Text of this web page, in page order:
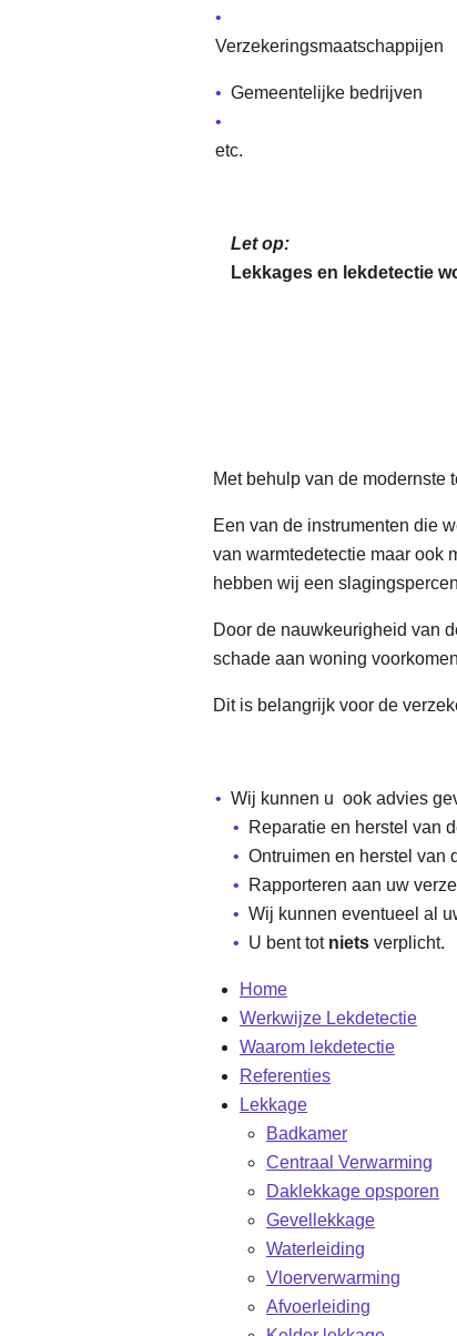
Verzekeringsmaatschappijen
Gemeentelijke bedrijven
etc.
Let op:
Lekkages en lekdetectie
Met behulp van de modernste
Een van de instrumenten die
van warmtedetectie maar ook
hebben wij een
Door de nauwkeurigheid van
schade aan woning
Dit is belangrijk voor de
Wij kunnen u ook advies
Reparatie en herstel van
Ontruimen en herstel van
Rapporteren aan uw
Wij kunnen eventueel al
U bent tot nietsverplicht.
Home
Werkwijze Lekdetectie
Waarom lekdetectie
Referenties
Lekkage
Badkamer
Centraal Verwarming
Daklekkage opsporen
Gevellekkage
Waterleiding
Vloerverwarming
Afvoerleiding